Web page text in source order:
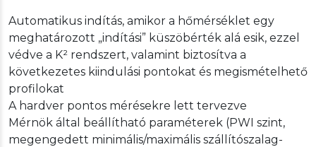
Automatikus indítás, amikor a hőmérséklet egy
meghatározott „indítási” küszöbérték alá esik, ezzel
védve a K² rendszert, valamint biztosítva a
következetes kiindulási pontokat és megismételhető
profilokat
A hardver pontos mérésekre lett tervezve
Mérnök által beállítható paraméterek (PWI szint,
megengedett minimális/maximális szállítószalag-